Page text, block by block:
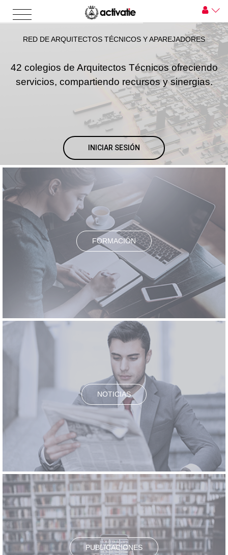
RED DE ARQUITECTOS TÉCNICOS Y APAREJADORES
42 colegios de Arquitectos Técnicos ofreciendo
servicios, compartiendo recursos y sinergias.
INICIAR SESIÓN
FORMACIÓN
NOTICIAS
PUBLICACIONES